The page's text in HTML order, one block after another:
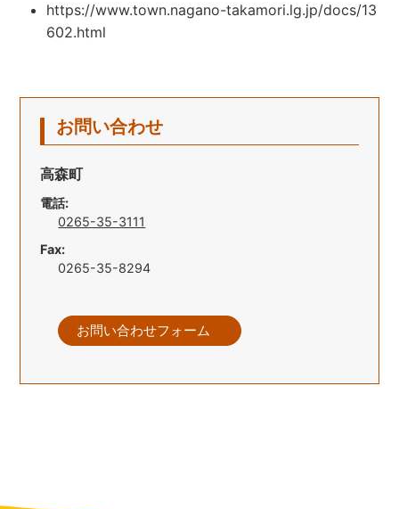
https://www.town.nagano-takamori.lg.jp/docs/13
602.html
お問い合わせ
高森町
電話:
0265-35-3111
Fax:
0265-35-8294
お問い合わせフォーム